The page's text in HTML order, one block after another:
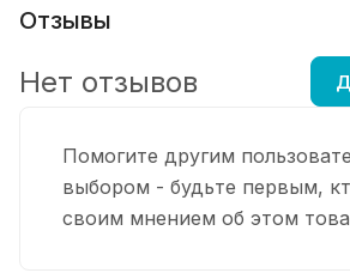
Отзывы
Помогите другим
выбором - будьте первым,
своим мнением об этом
Нет отзывов